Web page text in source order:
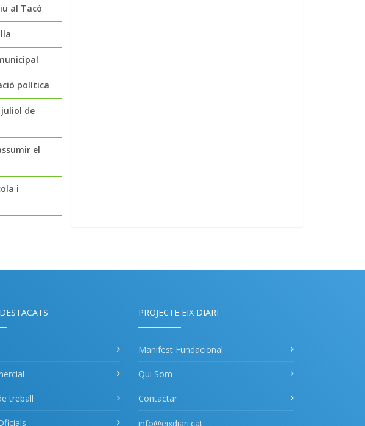
al Tacó
política
de
el
i
treball
PROJECTE EIX DIARI
Manifest Fundacional
Qui Som
Contactar
info@eixdiari.cat